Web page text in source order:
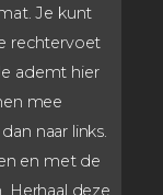
Je kunt
rechtervoet
ademt hier
mee
naar links.
en met de
Herhaal deze